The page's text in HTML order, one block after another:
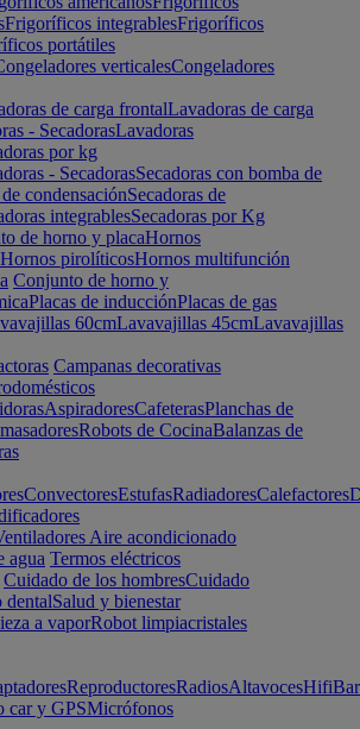
Frigoríficos integrablesFrigoríficos
portátiles
verticalesCongeladores
de carga frontalLavadoras de carga
- SecadorasLavadoras
por kg
- SecadorasSecadoras con bomba de
condensaciónSecadoras de
integrablesSecadoras por Kg
de horno y placaHornos
Hornos pirolíticosHornos multifunción
Conjunto de horno y
Placas de inducciónPlacas de gas
60cmLavavajillas 45cmLavavajillas
Campanas decorativas
AspiradoresCafeterasPlanchas de
Robots de CocinaBalanzas de
ConvectoresEstufasRadiadoresCalefactores
Aire acondicionado
agua Termos eléctricos
Cuidado de los hombresCuidado
dentalSalud y bienestar
a vaporRobot limpiacristales
ReproductoresRadiosAltavocesHifi
car y GPSMicrófonos